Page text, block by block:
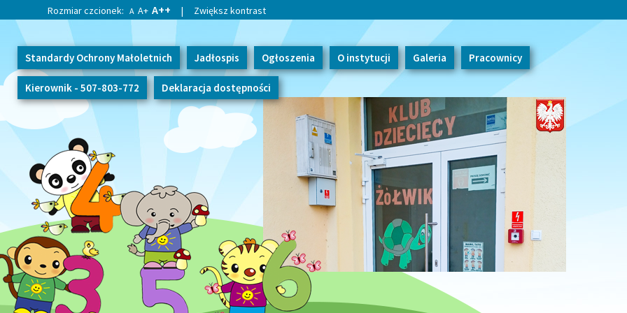
Rozmiar czcionek: A A+ A++ | Zwiększ kontrast
Standardy Ochrony Małoletnich Jadłospis Ogłoszenia O instytucji Galeria Pracownicy
Kierownik - 507-803-772 Deklaracja dostępności